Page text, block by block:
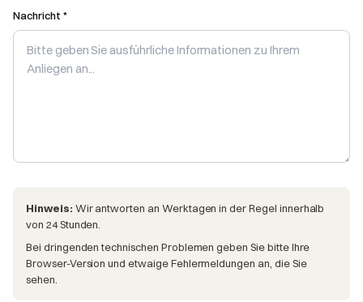
Nachricht *
Hinweis: Wir antworten an Werktagen in der Regel innerhalb
von 24 Stunden.
Bei dringenden technischen Problemen geben Sie bitte Ihre
Browser-Version und etwaige Fehlermeldungen an, die Sie
sehen.